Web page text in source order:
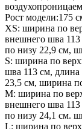
Рост модели:175
XS: ширина по
внешнего шва
по низу 22,9 см,
S: ширина по
шва 113 см,
23,5 см, ширина
М: ширина по
внешнего шва
по низу 24,1 см.
L: ширина по